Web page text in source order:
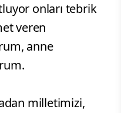
onları tebrik
veren
anne
milletimizi,